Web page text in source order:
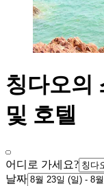
칭다오의
및 호텔
어디로 가세요?
날짜